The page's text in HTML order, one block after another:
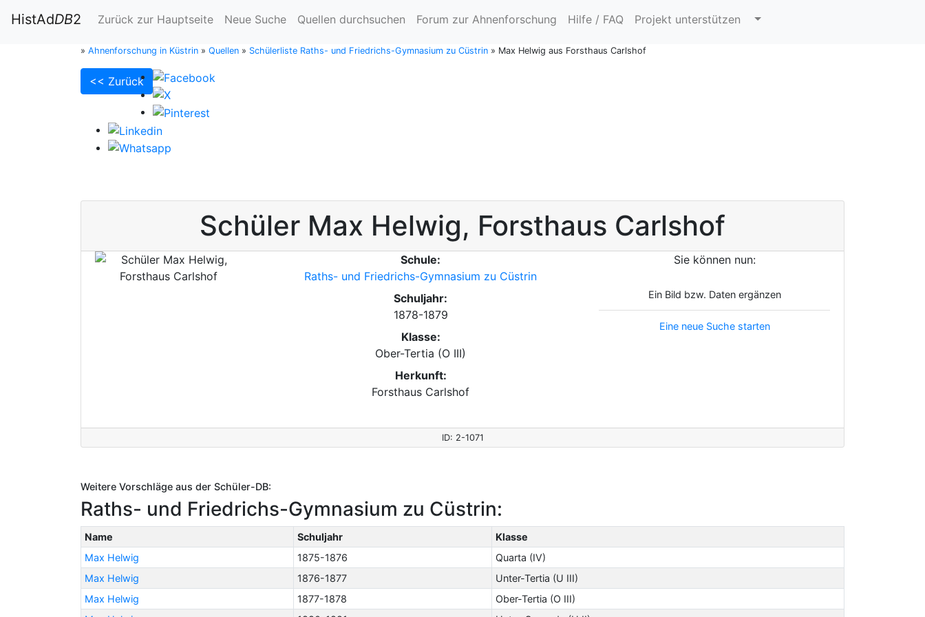
HistAdDB2 Zurück zur Hauptseite Neue Suche Quellen durchsuchen Forum zur Ahnenforschung Hilfe / FAQ Projekt unterstützen
» Ahnenforschung in Küstrin » Quellen » Schülerliste Raths- und Friedrichs-Gymnasium zu Cüstrin » Max Helwig aus Forsthaus Carlshof
<< Zurück
Schüler Max Helwig, Forsthaus Carlshof
Schule:
Raths- und Friedrichs-Gymnasium zu Cüstrin
Schuljahr:
1878-1879
Klasse:
Ober-Tertia (O III)
Herkunft:
Forsthaus Carlshof
Sie können nun:
Ein Bild bzw. Daten ergänzen
Eine neue Suche starten
ID: 2-1071
Weitere Vorschläge aus der Schüler-DB:
Raths- und Friedrichs-Gymnasium zu Cüstrin:
Name Schuljahr
Klasse
Max Helwig
1875-1876
Quarta (IV)
Max Helwig
1876-1877
Unter-Tertia (U III)
Max Helwig
1877-1878
Ober-Tertia (O III)